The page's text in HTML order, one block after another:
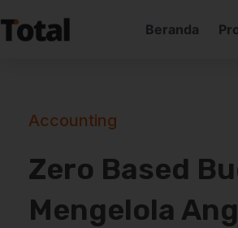
Beranda
Accounting
Zero Based
Mengelola